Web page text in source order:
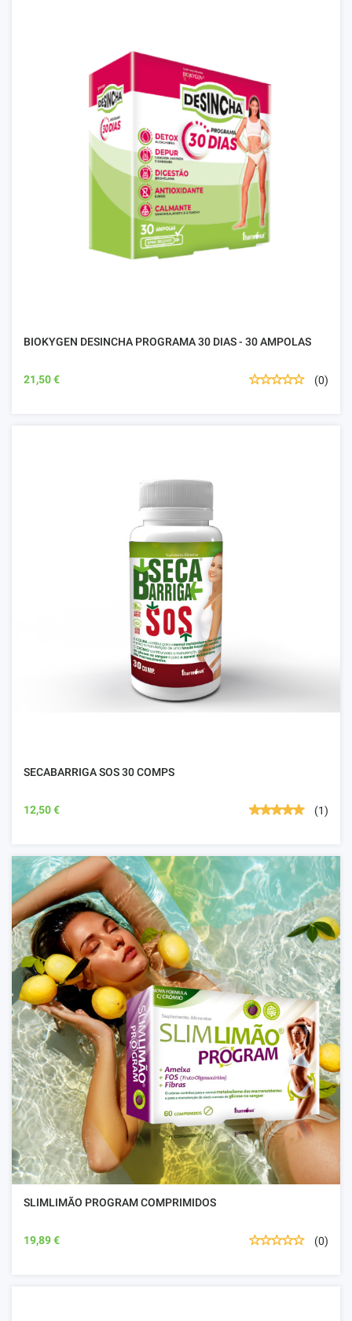
BIOKYGEN DESINCHA PROGRAMA 30 DIAS - 30 AMPOLAS
21,50 € (0)
SECABARRIGA SOS 30 COMPS
12,50 € (1)
SLIMLIMÃO PROGRAM COMPRIMIDOS
19,89 € (0)